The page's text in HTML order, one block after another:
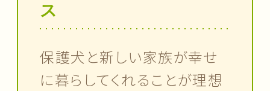
ス
保護犬と新しい家族が幸せ
に暮らしてくれることが理想